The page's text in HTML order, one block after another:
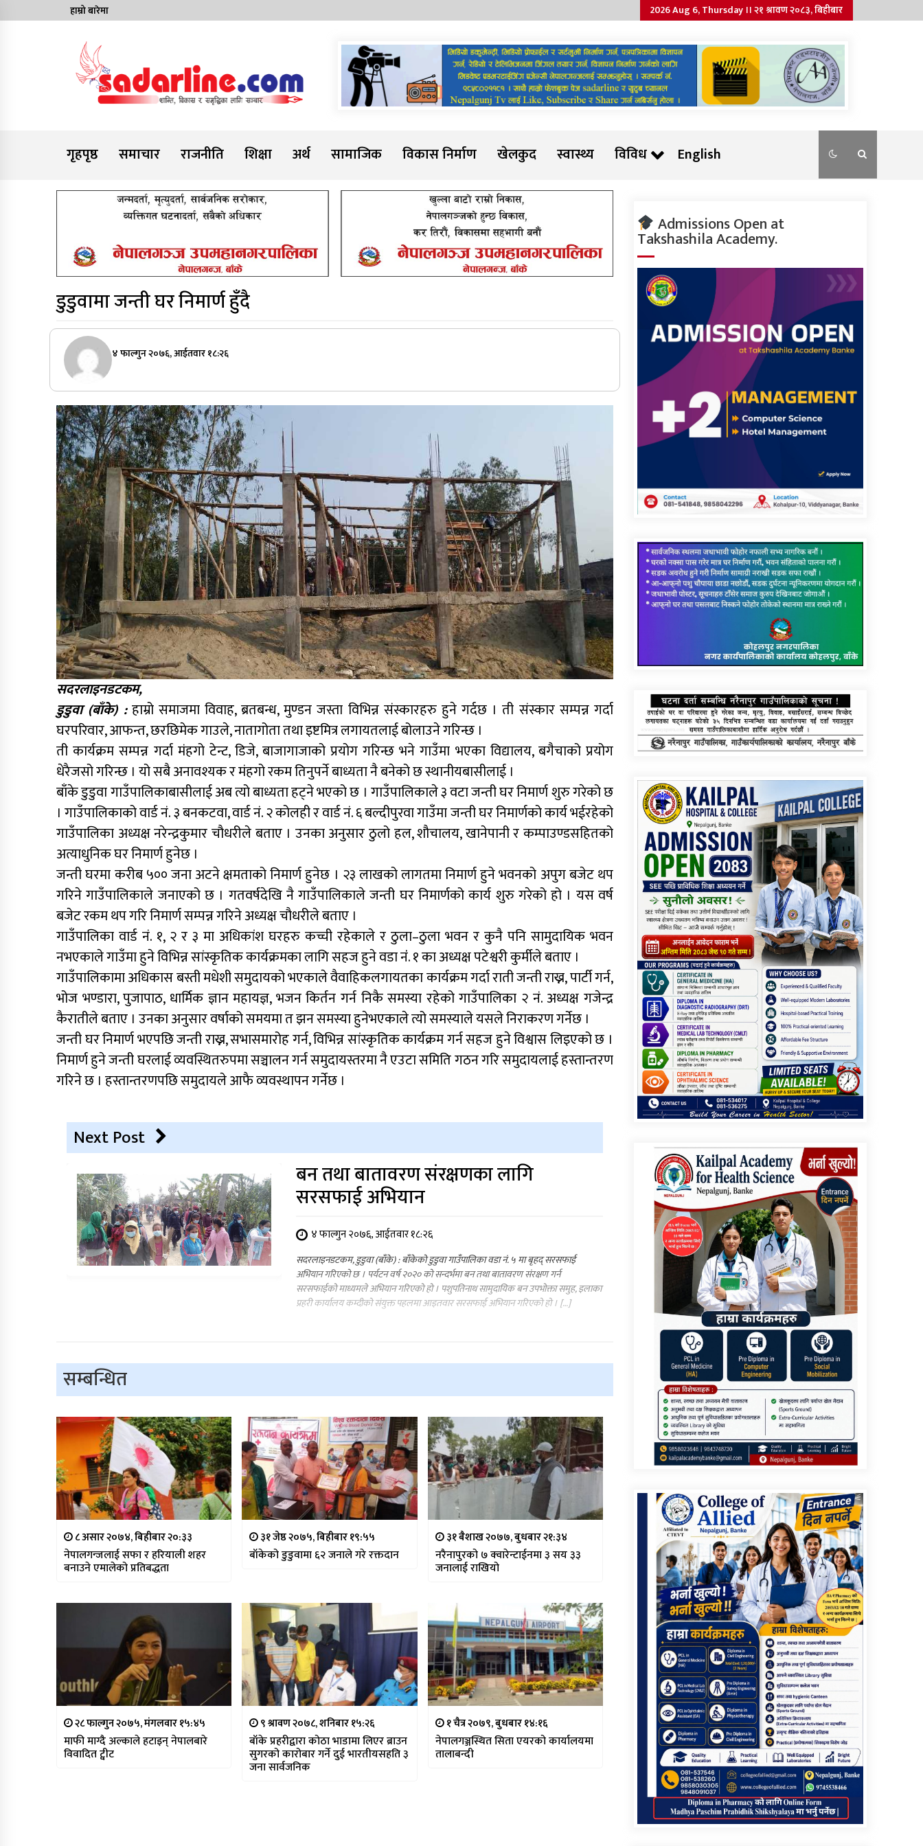
to
हाम्रो बारेमा 2026 Aug 6, Thursday ।। २१ श्रावण २०८३, बिहीबार
Sadarline
गृहपृष्ठ
समाचार राजनीति शिक्षा अर्थ सामाजिक विकास निर्माण खेलकुद स्वास्थ्य विविध English
डुडुवामा जन्ती घर निमार्ण हुँदै
४ फाल्गुन २०७६, आईतवार १८:२६
सदरलाइनडटकम,
डुडुवा (बाँके) : हाम्रो समाजमा विवाह, ब्रतबन्ध, मुण्डन जस्ता विभिन्न संस्कारहरु हुने गर्दछ । ती संस्कार सम्पन्न गर्दा
घरपरिवार, आफन्त, छरछिमेक गाउले, नातागोता तथा इष्टमित्र लगायतलाई बोलाउने गरिन्छ ।
ती कार्यक्रम सम्पन्न गर्दा मंहगो टेन्ट, डिजे, बाजागाजाको प्रयोग गरिन्छ भने गाउँमा भएका विद्यालय, बगैचाको प्रयोग
धेरैजसो गरिन्छ । यो सबै अनावश्यक र मंहगो रकम तिनुपर्ने बाध्यता नै बनेको छ स्थानीयबासीलाई ।
बाँके डुडुवा गाउँपालिकाबासीलाई अब त्यो बाध्यता हट्ने भएको छ । गाउँपालिकाले ३ वटा जन्ती घर निमार्ण शुरु गरेको छ
। गाउँपालिकाको वार्ड नं. ३ बनकटवा, वार्ड नं. २ कोलही र वार्ड नं. ६ बल्दीपुरवा गाउँमा जन्ती घर निमार्णको कार्य भईरहेको
गाउँपालिका अध्यक्ष नरेन्द्रकुमार चौधरीले बताए । उनका अनुसार ठुलो हल, शौचालय, खानेपानी र कम्पाउण्डसहितको
अत्याधुनिक घर निमार्ण हुनेछ ।
जन्ती घरमा करीब ५०० जना अटने क्षमताको निमार्ण हुनेछ । २३ लाखको लागतमा निमार्ण हुने भवनको अपुग बजेट थप
गरिने गाउँपालिकाले जनाएको छ । गतवर्षदेखि नै गाउँपालिकाले जन्ती घर निमार्णको कार्य शुरु गरेको हो । यस वर्ष
बजेट रकम थप गरि निमार्ण सम्पन्न गरिने अध्यक्ष चौधरीले बताए ।
गाउँपालिका वार्ड नं. १, २ र ३ मा अधिकांश घरहरु कच्ची रहेकाले र ठुला–ठुला भवन र कुनै पनि सामुदायिक भवन
नभएकाले गाउँमा हुने विभिन्न सांस्कृतिक कार्यक्रमका लागि सहज हुने वडा नंं. १ का अध्यक्ष पटेश्वरी कुर्मीले बताए ।
गाउँपालिकामा अधिकास बस्ती मधेशी समुदायको भएकाले वैवाहिकलगायतका कार्यक्रम गर्दा राती जन्ती राख्न, पार्टी गर्न,
भोज भण्डारा, पुजापाठ, धार्मिक ज्ञान महायज्ञ, भजन किर्तन गर्न निकै समस्या रहेको गाउँपालिका २ नं. अध्यक्ष गजेन्द्र
कैरातीले बताए । उनका अनुसार वर्षाको समयमा त झन समस्या हुनेभएकाले त्यो समस्याले यसले निराकरण गर्नेछ ।
जन्ती घर निमार्ण भएपछि जन्ती राख्न, सभासमारोह गर्न, विभिन्न सांस्कृतिक कार्यक्रम गर्न सहज हुने विश्वास लिइएको छ ।
निमार्ण हुने जन्ती घरलाई व्यवस्थितरुपमा सञ्चालन गर्न समुदायस्तरमा नै एउटा समिति गठन गरि समुदायलाई हस्तान्तरण
गरिने छ । हस्तान्तरणपछि समुदायले आफै व्यवस्थापन गर्नेछ ।
Next Post
बन तथा बातावरण संरक्षणका लागि
सरसफाई अभियान
४ फाल्गुन २०७६, आईतवार १८:२६
सदरलाइनडटकम, डुडुवा (बाँके) : बाँकेको डुडुवा गाउँपालिका वडा नं. ५ मा बृहद् सरसफाई
अभियान गरिएको छ । पर्यटन वर्ष २०२० को सन्दर्भमा बन तथा बातावरण संरक्षण गर्न
सरसफाईको माध्यमले अभियान गरिएको हो । पशुपतिनाथ सामुदायिक बन उपभोक्ता समुह, इलाका
प्रहरी कार्यालय कम्दीको संयुक्त पहलमा आइतवार सरसफाई अभियान गरिएको हो । […]
सम्बन्धित
८ असार २०७४, बिहीबार २०:३३
नेपालगन्जलाई सफा र हरियाली शहर
बनाउने एमालेको प्रतिबद्धता
३१ जेष्ठ २०७५, बिहीबार १९:५५
बाँकेको डुडुवामा ६२ जनाले गरे रक्तदान
३१ बैशाख २०७७, बुधबार २१:३४
नरैनापुरको ७ क्वारेन्टाईनमा ३ सय ३३
जनालाई राखियो
२८ फाल्गुन २०७५, मंगलवार १५:४५
माफी माग्दै अल्काले हटाइन् नेपालबारे
विवादित ट्वीट
९ श्रावण २०७८, शनिबार १५:२६
बाँके प्रहरीद्वारा कोठा भाडामा लिएर ब्राउन
सुगरको कारोबार गर्ने दुई भारतीयसहति ३
जना सार्वजनिक
१ चैत्र २०७९, बुधबार १४:१६
नेपालगञ्जस्थित सिता एयरको कार्यालयमा
तालाबन्दी
Admissions Open at
Takshashila Academy.